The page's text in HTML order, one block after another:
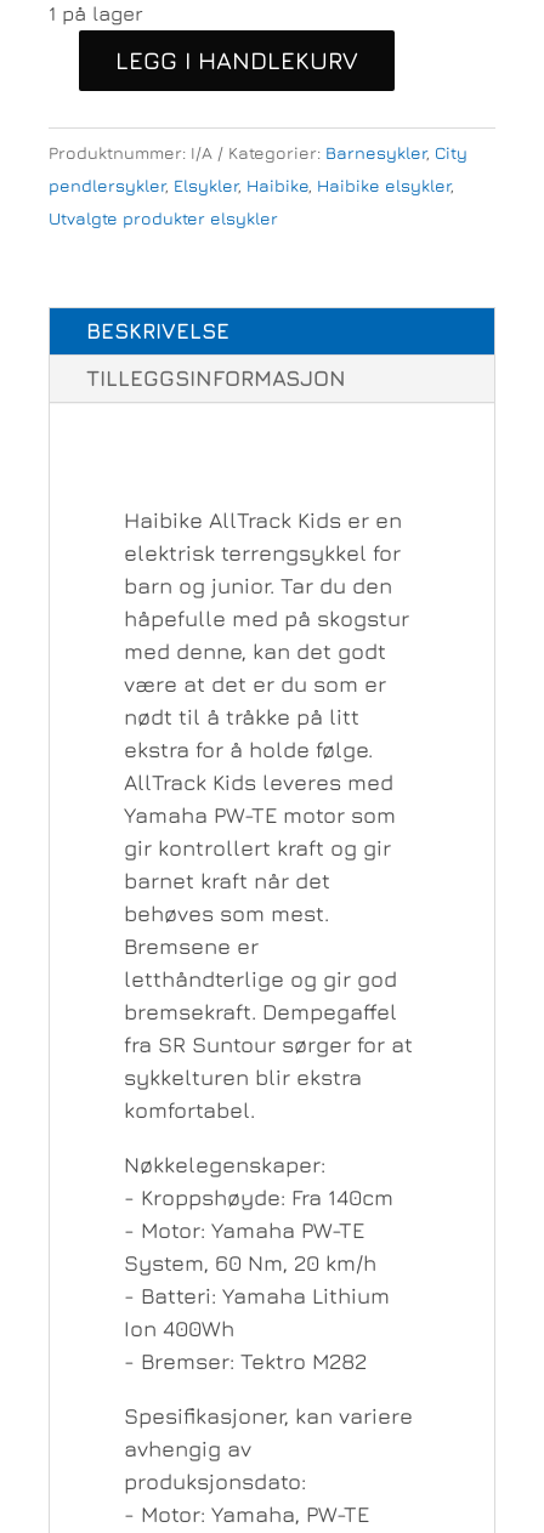
1 på lager
Haibike
Kids
antall
LEGG I HANDLEKURV
Produktnummer: I/A Kategorier: Barnesykler, City
pendlersykler, Elsykler, Haibike, Haibike elsykler,
Utvalgte produkter elsykler
BESKRIVELSE
TILLEGGSINFORMASJON
Haibike AllTrack Kids er en
elektrisk terrengsykkel for
barn og junior. Tar du den
håpefulle med på skogstur
med denne, kan det godt
være at det er du som er
nødt til å tråkke på litt
ekstra for å holde følge.
AllTrack Kids leveres med
Yamaha PW-TE motor som
gir kontrollert kraft og gir
barnet kraft når det
behøves som mest.
Bremsene er
letthåndterlige og gir god
bremsekraft. Dempegaffel
fra SR Suntour sørger for at
sykkelturen blir ekstra
komfortabel.
Nøkkelegenskaper:
- Kroppshøyde: Fra 140cm
- Motor: Yamaha PW-TE
System, 60 Nm, 20 km/h
- Batteri: Yamaha Lithium
Ion 400Wh
- Bremser: Tektro M282
Spesifikasjoner, kan variere
avhengig av
produksjonsdato:
- Motor: Yamaha, PW-TE